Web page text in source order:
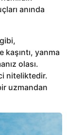
anında
yanma
olası.
niteliktedir.
uzmandan